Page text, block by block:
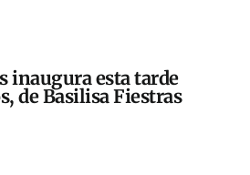
inaugura esta tarde
de Basilisa Fiestras